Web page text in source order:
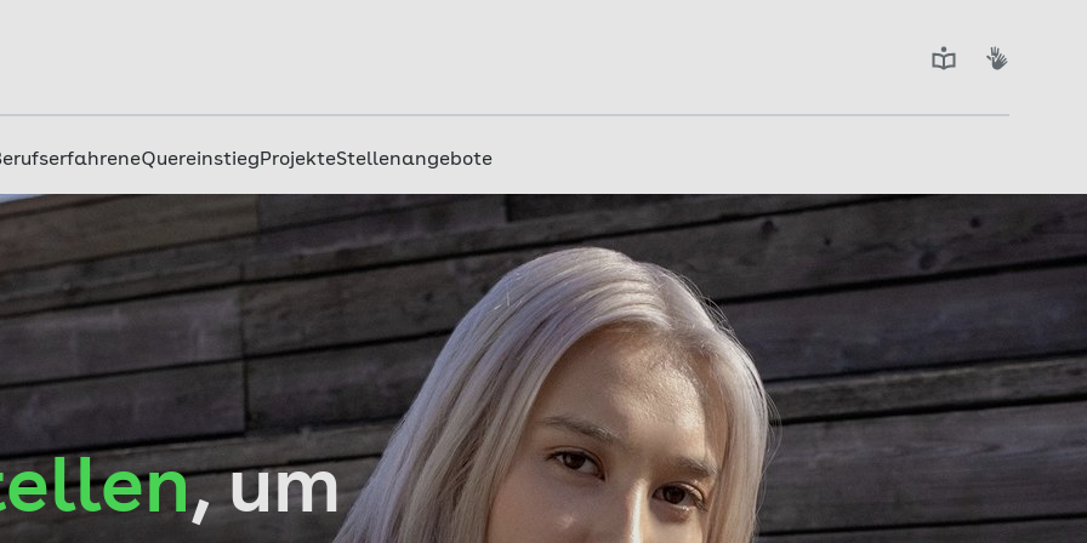
QuereinstiegProjekteStellenangebote
, um